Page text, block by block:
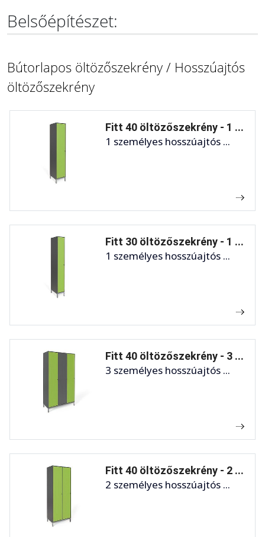
Belsőépítészet:
Bútorlapos öltözőszekrény / Hosszúajtós
öltözőszekrény
Fitt 40 öltözőszekrény - 1 ...
1 személyes hosszúajtós ...
Fitt 30 öltözőszekrény - 1 ...
1 személyes hosszúajtós ...
Fitt 40 öltözőszekrény - 3 ...
3 személyes hosszúajtós ...
Fitt 40 öltözőszekrény - 2 ...
2 személyes hosszúajtós ...